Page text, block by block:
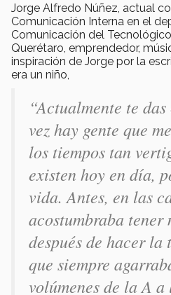
Jorge Alfredo Núñez, actual
Comunicación Interna en el
Comunicación del
Querétaro, emprendedor,
inspiración de Jorge por la
era un niño,
“Actualmente te
vez hay gente que
los tiempos tan
existen hoy en día,
vida. Antes, en las
acostumbraba tener
después de hacer la
que siempre
volúmenes de la A